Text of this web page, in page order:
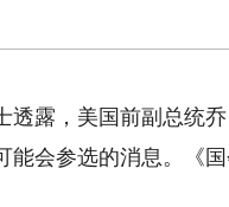
，美国前副总统乔·
会参选的消息。《国